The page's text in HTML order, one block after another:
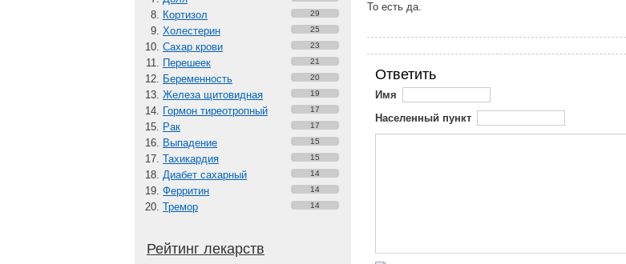
Кортизол 29
Холестерин 25
Сахар крови 23
Перешеек 21
Беременность 20
Железа щитовидная 19
Гормон тиреотропный 17
Рак 17
Выпадение 15
Тахикардия 15
Диабет сахарный 14
Ферритин 14
Тремор 14
Рейтинг лекарств
То есть да.
Ответить
Имя
Населенный пункт